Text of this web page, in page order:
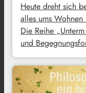
Heute dreht sich
alles ums
Die Reihe
und